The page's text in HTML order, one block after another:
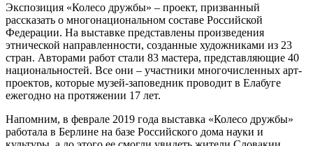
Экспозиция «Колесо дружбы» – проект, призванный
рассказать о многонациональном составе Российской
Федерации. На выставке представлены произведения
этнической направленности, созданные художниками из 23
стран. Авторами работ стали 83 мастера, представляющие 40
национальностей. Все они – участники многочисленных арт-
проектов, которые музей-заповедник проводит в Елабуге
ежегодно на протяжении 17 лет.
Напомним, в феврале 2019 года выставка «Колесо дружбы»
работала в Берлине на базе Российского дома науки и